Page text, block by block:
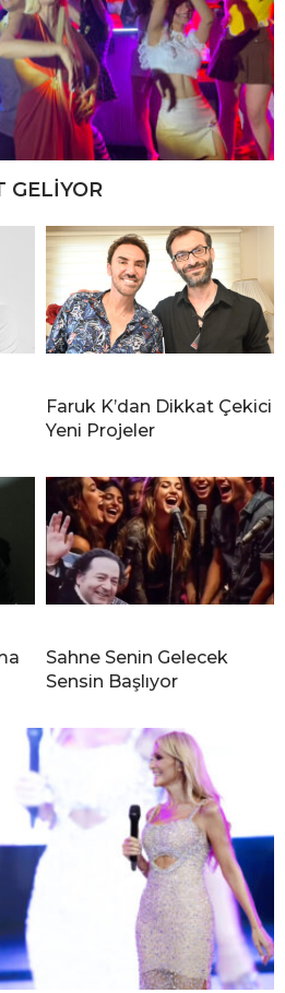
GELİYOR
Faruk K’dan Dikkat Çekici
Yeni Projeler
Sahne Senin Gelecek
Sensin Başlıyor